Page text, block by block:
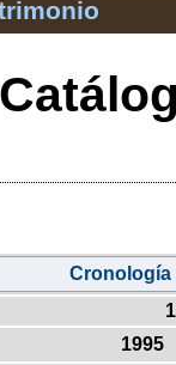
Cronología
1995